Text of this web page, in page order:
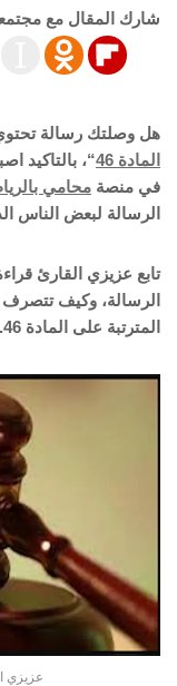
شارك المقال مع
هل وصلتك رسالة
المادة 46
“، بالتاكيد
في منصة محامي
الرسالة لبعض الناس
تابع عزيزي القارئ
المترتبة على المادة 46.
عزيزي